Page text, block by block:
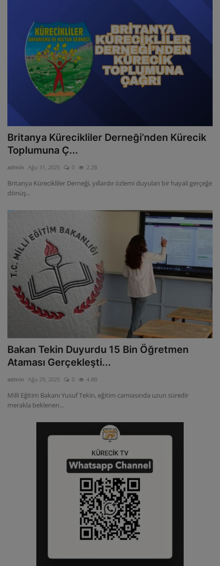
Britanya Kürecikliler Derneği’nden Kürecik
Toplumuna Ç...
admin Ağu 31, 2025 0 2.2B
Britanya Kürecikliler Derneği, yıllardır özlemi duyulan bir hayali gerçeğe
dönüş...
Bakan Tekin Duyurdu 15 Bin Öğretmen
Ataması Gerçekleşti...
admin Ağu 29, 2025 0 4.8B
Milli Eğitim Bakanı Yusuf Tekin, eğitim camiasında uzun süredir
merakla beklenen...